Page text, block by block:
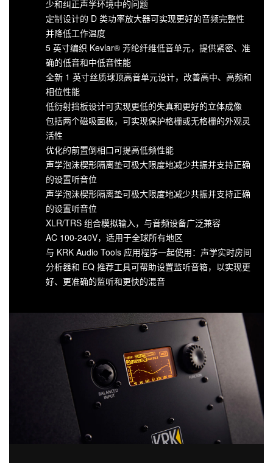
少和纠正声学环境中的问题
定制设计的 D 类功率放大器可实现更好的音频完整性
并降低工作温度
5 英寸编织 Kevlar® 芳纶纤维低音单元，提供紧密、准
确的低音和中低音性能
全新 1 英寸丝质球顶高音单元设计，改善高中、高频和
相位性能
低衍射挡板设计可实现更低的失真和更好的立体成像
包括两个磁吸面板，可实现保护格栅或无格栅的外观灵
活性
优化的前置倒相口可提高低频性能
声学泡沫楔形隔离垫可极大限度地减少共振并支持正确
的设置听音位
声学泡沫楔形隔离垫可极大限度地减少共振并支持正确
的设置听音位
XLR/TRS 组合模拟输入，与音频设备广泛兼容
AC 100-240V，适用于全球所有地区
与 KRK Audio Tools 应用程序一起使用：声学实时房间
分析器和 EQ 推荐工具可帮助设置监听音箱，以实现更
好、更准确的监听和更快的混音